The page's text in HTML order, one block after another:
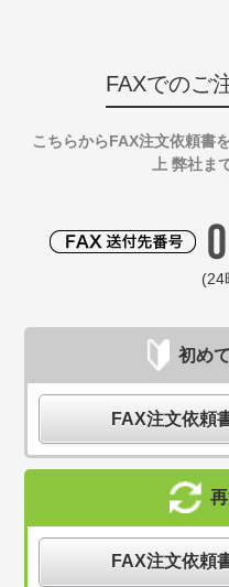
FAXでのご
こちらからFAX注文依頼書
上 弊社ま
(24
初め
FAX注文依頼
FAX注文依頼